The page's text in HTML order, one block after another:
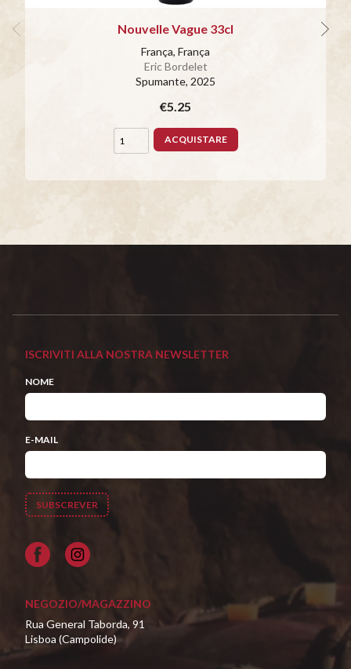
Nouvelle Vague 33cl
França, França
Eric Bordelet
Spumante, 2025
€5.25
ACQUISTARE
ISCRIVITI ALLA NOSTRA NEWSLETTER
NOME
E-MAIL
Facebook
NEGOZIO/MAGAZZINO
Rua General Taborda, 91
Lisboa (Campolide)